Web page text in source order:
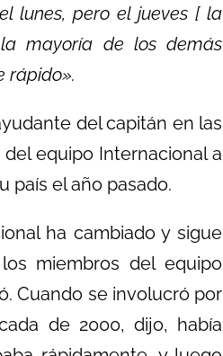
lunes, pero el jueves [ la
mayoría de los demás
rápido».
del capitán en las
equipo Internacional a
país el año pasado.
ha cambiado y sigue
miembros del equipo
Cuando se involucró por
de 2000, dijo, había